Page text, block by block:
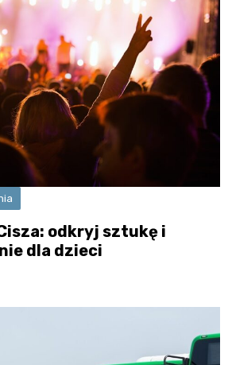
odkryj sztukę i
dla dzieci